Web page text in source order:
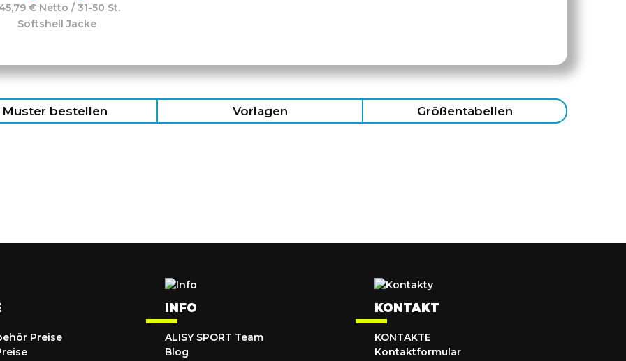
€ Netto / 31-50 St.
Softshell Jacke
Muster bestellen Vorlagen Größentabellen
Preise
INFO
ALISY SPORT Team
Blog
KONTAKT
KONTAKTE
Kontaktformular